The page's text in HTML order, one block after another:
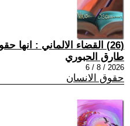
(26) القضاء الالماني : انها حقوق طفولة فلا تقتلوها
طارق الحبوري
2026 / 8 / 6
حقوق الانسان